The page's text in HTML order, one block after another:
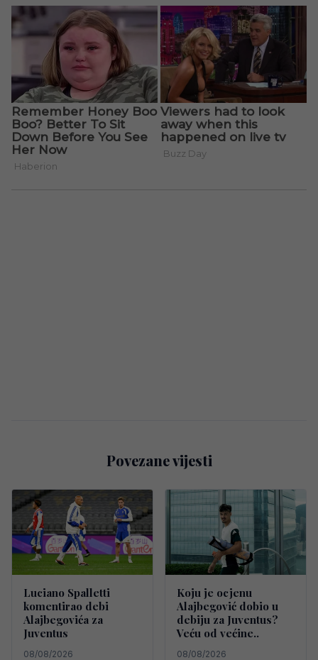
Povezane vijesti
Luciano Spalletti
komentirao debi
Alajbegovića za
Juventus
08/08/2026
Koju je ocjenu
Alajbegović dobio u
debiju za Juventus?
Veću od većine..
08/08/2026